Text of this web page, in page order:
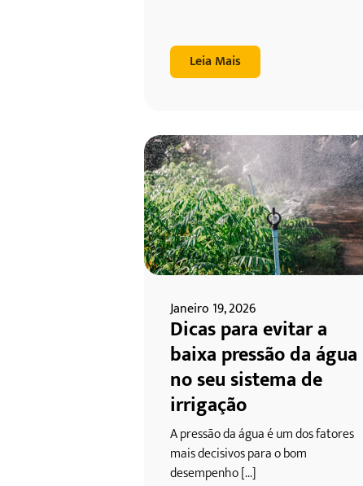
Leia Mais
Janeiro 19, 2026
Dicas para evitar a
baixa pressão da água
no seu sistema de
irrigação
A pressão da água é um dos fatores
mais decisivos para o bom
desempenho [...]